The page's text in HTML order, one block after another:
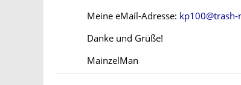
Meine eMaíl-Adresse:
Danke und Grüße!
MainzelMan